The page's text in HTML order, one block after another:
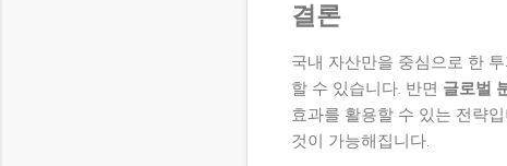
결론
국내 자산만을 중심으로 한
할 수 있습니다. 반면 글로벌
효과를 활용할 수 있는 전략
것이 가능해집니다.